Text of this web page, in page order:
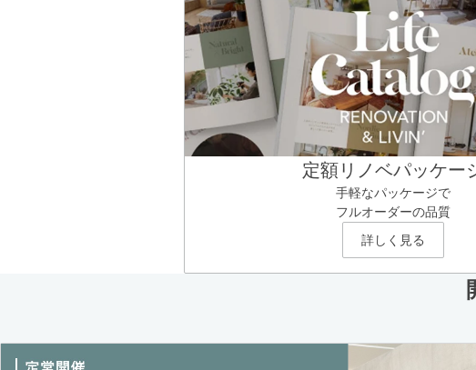
定額リノベパッケー
手軽なパッケージで
フルオーダーの品質
詳しく見る